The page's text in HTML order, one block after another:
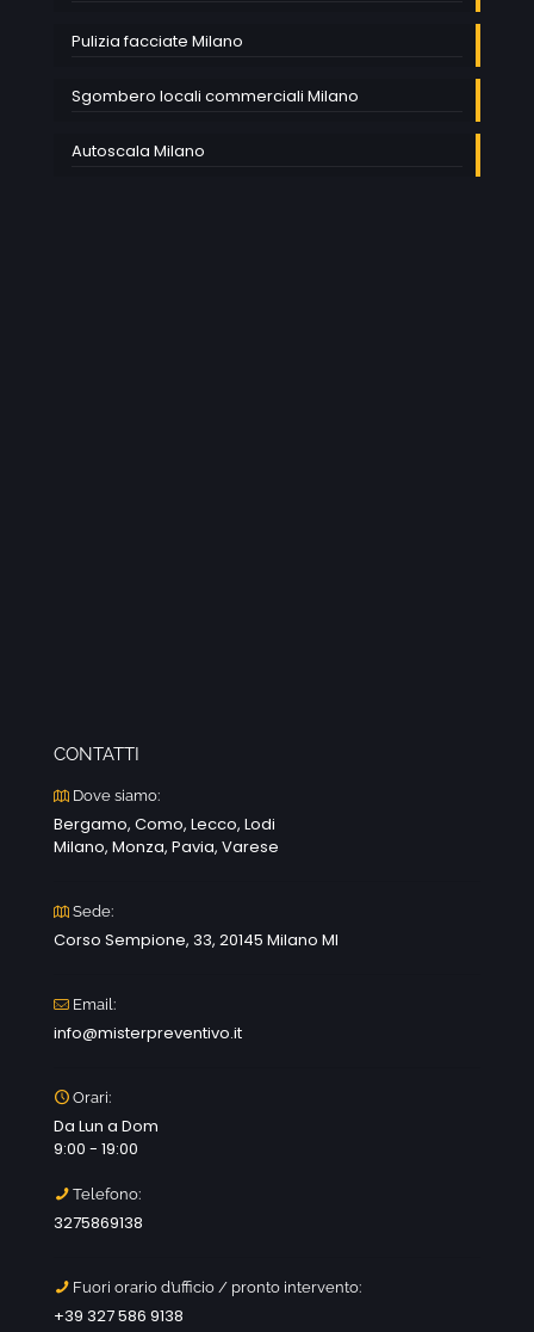
Pulizia facciate Milano
Sgombero locali commerciali Milano
Autoscala Milano
CONTATTI
Dove siamo:
Bergamo, Como, Lecco, Lodi
Milano, Monza, Pavia, Varese
Sede:
Corso Sempione, 33, 20145 Milano MI
Email:
info@misterpreventivo.it
Orari:
Da Lun a Dom
9:00 - 19:00
Telefono:
3275869138
Fuori orario d’ufficio / pronto intervento:
+39 327 586 9138